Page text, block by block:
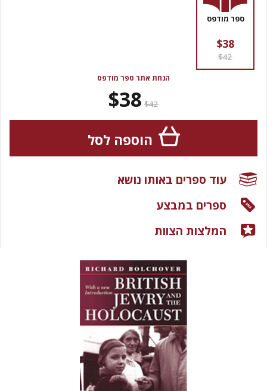
ספר מודפס
$38
$42
הנחת אתר ספר מודפס
$42
$38
הוספה לסל
עוד ספרים באותו נושא
ספרים במבצע
המלצות הצוות